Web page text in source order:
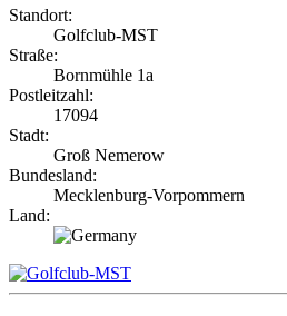
Standort:
Golfclub-MST
Straße:
Bornmühle 1a
Postleitzahl:
17094
Stadt:
Groß Nemerow
Bundesland:
Mecklenburg-Vorpommern
Land: